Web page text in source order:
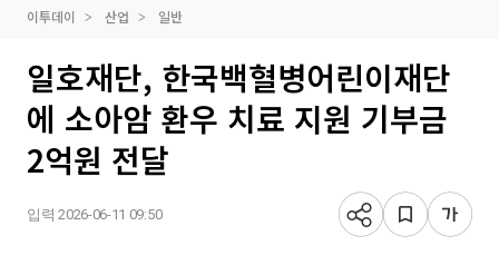
이투데이 산업 일반
일호재단, 한국백혈병어린이재단
에 소아암 환우 치료 지원 기부금
2억원 전달
입력 2026-06-11 09:50